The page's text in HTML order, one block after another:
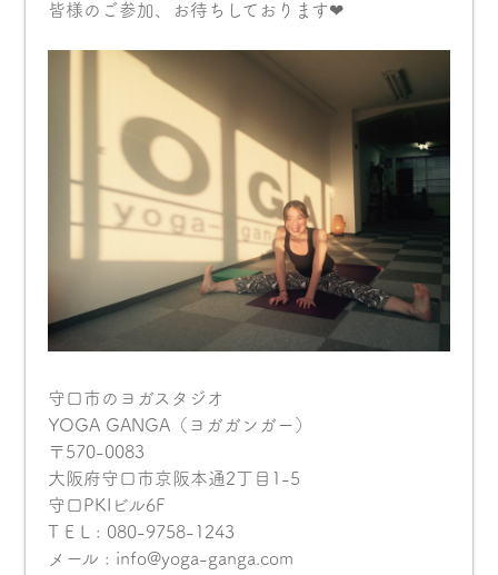
皆様のご参加、お待ちしております❤︎
守口市のヨガスタジオ
YOGA GANGA（ヨガガンガー）
〒570-0083
大阪府守口市京阪本通2丁目1-5
守口PKIビル6F
T E L : 080-9758-1243
メール : info@yoga-ganga.com